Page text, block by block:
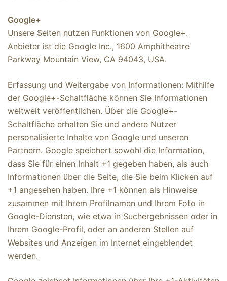
Google+
Unsere Seiten nutzen Funktionen von Google+.
Anbieter ist die Google Inc., 1600 Amphitheatre
Parkway Mountain View, CA 94043, USA.
Erfassung und Weitergabe von Informationen: Mithilfe
der Google+-Schaltfläche können Sie Informationen
weltweit veröffentlichen. Über die Google+-
Schaltfläche erhalten Sie und andere Nutzer
personalisierte Inhalte von Google und unseren
Partnern. Google speichert sowohl die Information,
dass Sie für einen Inhalt +1 gegeben haben, als auch
Informationen über die Seite, die Sie beim Klicken auf
+1 angesehen haben. Ihre +1 können als Hinweise
zusammen mit Ihrem Profilnamen und Ihrem Foto in
Google-Diensten, wie etwa in Suchergebnissen oder in
Ihrem Google-Profil, oder an anderen Stellen auf
Websites und Anzeigen im Internet eingeblendet
werden.